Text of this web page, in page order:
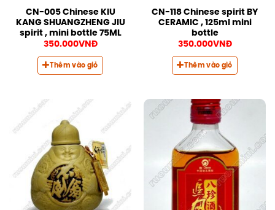
CN-005 Chinese KIU
KANG SHUANGZHENG JIU
spirit , mini bottle 75ML
350.000VNĐ
Thêm vào giỏ
CN-118 Chinese spirit BY
CERAMIC , 125ml mini
bottle
350.000VNĐ
Thêm vào giỏ